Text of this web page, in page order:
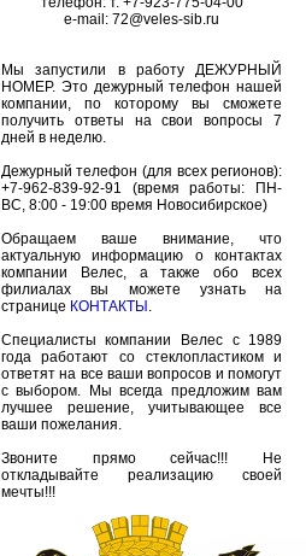
e-mail: 72@veles-sib.ru
Мы запустили в работу ДЕЖУРНЫЙ
НОМЕР. Это дежурный телефон нашей
компании, по которому вы сможете
получить ответы на свои вопросы 7
дней в неделю.
Дежурный телефон (для всех регионов):
+7-962-839-92-91 (время работы: ПН-
ВС, 8:00 - 19:00 время Новосибирское)
Обращаем ваше внимание, что
актуальную информацию о контактах
компании Велес, а также обо всех
филиалах вы можете узнать на
странице КОНТАКТЫ .
Специалисты компании Велес с 1989
года работают со стеклопластиком и
ответят на все ваши вопросов и помогут
с выбором. Мы всегда предложим вам
лучшее решение, учитывающее все
ваши пожелания.
Звоните прямо сейчас!!! Не
откладывайте реализацию своей
мечты!!!